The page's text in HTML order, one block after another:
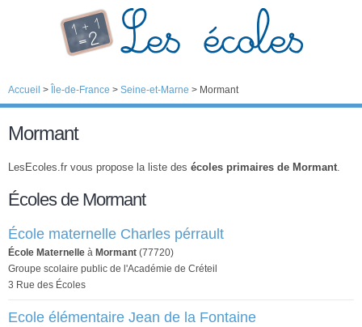
Accueil > Île-de-France > Seine-et-Marne > Mormant
Mormant
LesEcoles.fr vous propose la liste des écoles primaires de Mormant.
Écoles de Mormant
École maternelle Charles pérrault
École Maternelle à Mormant (77720)
Groupe scolaire public de l'Académie de Créteil
3 Rue des Écoles
Ecole élémentaire Jean de la Fontaine